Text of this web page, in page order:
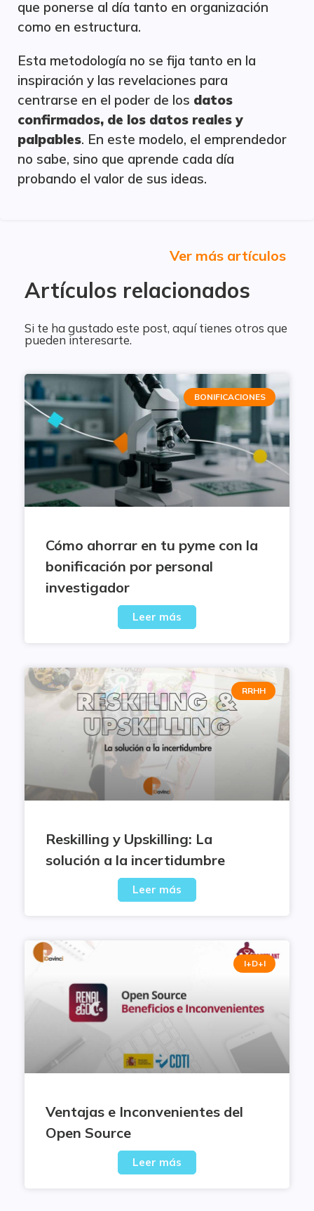
que ponerse al día tanto en organización
como en estructura.
Esta metodología no se fija tanto en la
inspiración y las revelaciones para
centrarse en el poder de los datos
confirmados, de los datos reales y
palpables. En este modelo, el emprendedor
no sabe, sino que aprende cada día
probando el valor de sus ideas.
Artículos relacionados
Ver más artículos
Si te ha gustado este post, aquí tienes otros que
pueden interesarte.
BONIFICACIONES
Cómo ahorrar en tu pyme con la
bonificación por personal
investigador
Leer más
RRHH
Reskilling y Upskilling: La
solución a la incertidumbre
Leer más
I+D+I
Ventajas e Inconvenientes del
Open Source
Leer más